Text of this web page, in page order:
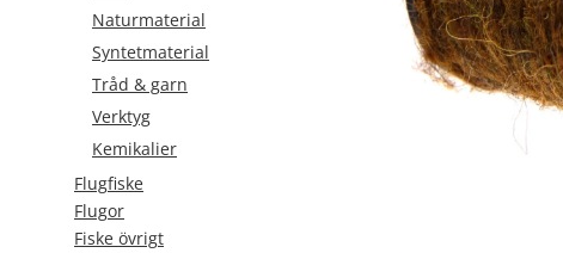
Naturmaterial
Syntetmaterial
Tråd & garn
Verktyg
Kemikalier
Flugfiske
Flugor
Fiske övrigt